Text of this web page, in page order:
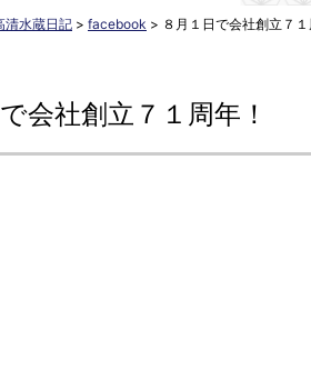
清水蔵日記 > facebook > ８月１日で会社創立７１
会社創立７１周年！